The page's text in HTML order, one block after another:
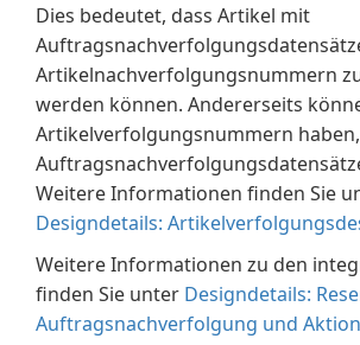
Dies bedeutet, dass Artikel mit
Artikelnachverfolgungsnummern
werden können. Andererseits
Artikelverfolgungsnummern
Weitere Informationen finden Sie
Designdetails:
Weitere Informationen zu den
finden Sie unter Designdetails:
Auftragsnachverfolgung und